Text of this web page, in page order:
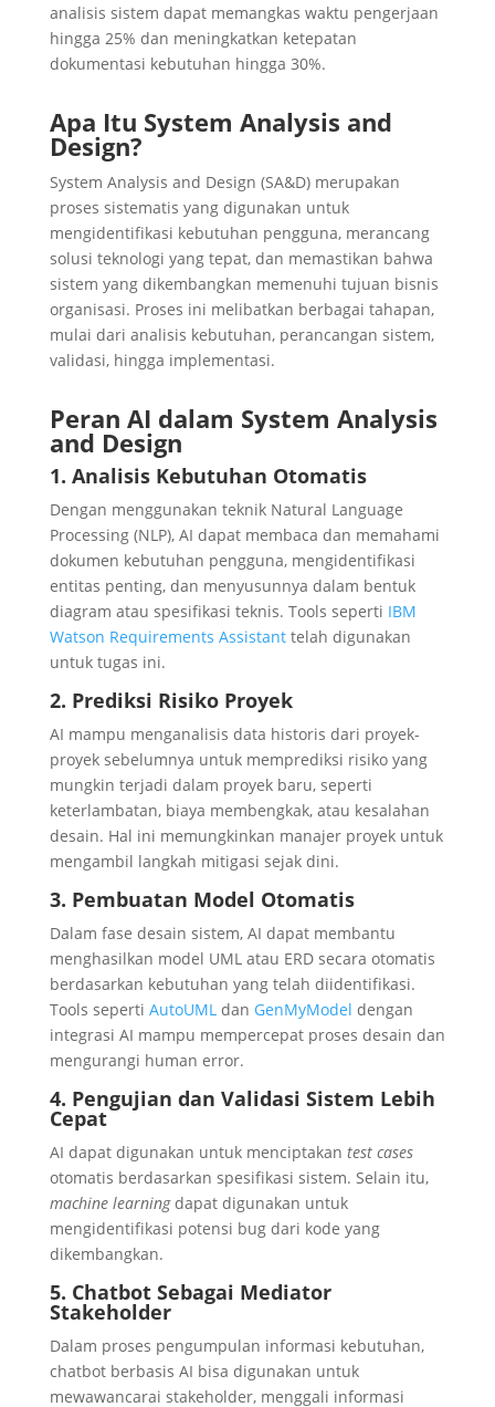
analisis sistem dapat memangkas waktu pengerjaan
hingga 25% dan meningkatkan ketepatan
dokumentasi kebutuhan hingga 30%.
Apa Itu System Analysis and
Design?
System Analysis and Design (SA&D) merupakan
proses sistematis yang digunakan untuk
mengidentifikasi kebutuhan pengguna, merancang
solusi teknologi yang tepat, dan memastikan bahwa
sistem yang dikembangkan memenuhi tujuan bisnis
organisasi. Proses ini melibatkan berbagai tahapan,
mulai dari analisis kebutuhan, perancangan sistem,
validasi, hingga implementasi.
Peran AI dalam System Analysis
and Design
1. Analisis Kebutuhan Otomatis
Dengan menggunakan teknik Natural Language
Processing (NLP), AI dapat membaca dan memahami
dokumen kebutuhan pengguna, mengidentifikasi
entitas penting, dan menyusunnya dalam bentuk
diagram atau spesifikasi teknis. Tools seperti IBM
Watson Requirements Assistant telah digunakan
untuk tugas ini.
2. Prediksi Risiko Proyek
AI mampu menganalisis data historis dari proyek-
proyek sebelumnya untuk memprediksi risiko yang
mungkin terjadi dalam proyek baru, seperti
keterlambatan, biaya membengkak, atau kesalahan
desain. Hal ini memungkinkan manajer proyek untuk
mengambil langkah mitigasi sejak dini.
3. Pembuatan Model Otomatis
Dalam fase desain sistem, AI dapat membantu
menghasilkan model UML atau ERD secara otomatis
berdasarkan kebutuhan yang telah diidentifikasi.
Tools seperti AutoUML dan GenMyModel dengan
integrasi AI mampu mempercepat proses desain dan
mengurangi human error.
4. Pengujian dan Validasi Sistem Lebih
Cepat
AI dapat digunakan untuk menciptakan test cases
otomatis berdasarkan spesifikasi sistem. Selain itu,
machine learningdapat digunakan untuk
mengidentifikasi potensi bug dari kode yang
dikembangkan.
5. Chatbot Sebagai Mediator
Stakeholder
Dalam proses pengumpulan informasi kebutuhan,
chatbot berbasis AI bisa digunakan untuk
mewawancarai stakeholder, menggali informasi